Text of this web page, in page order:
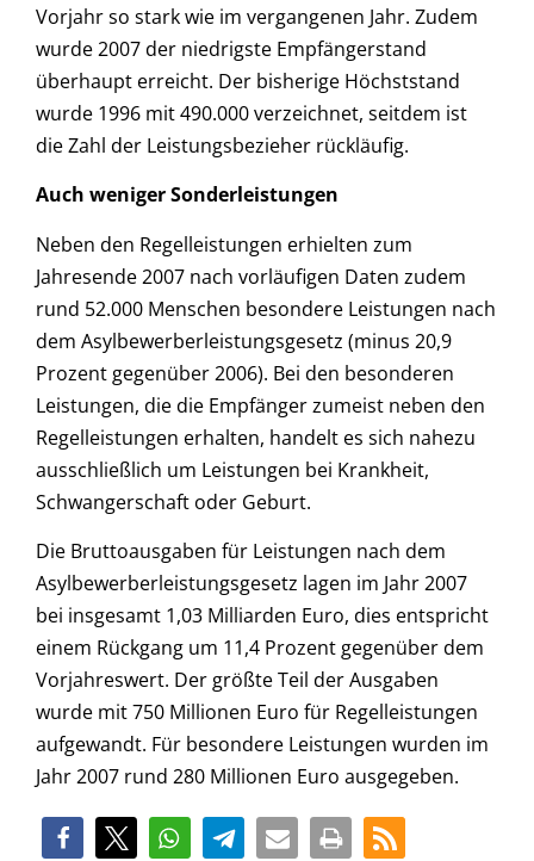
Vorjahr so stark wie im vergangenen Jahr. Zudem
wurde 2007 der niedrigste Empfängerstand
überhaupt erreicht. Der bisherige Höchststand
wurde 1996 mit 490.000 verzeichnet, seitdem ist
die Zahl der Leistungsbezieher rückläufig.
Auch weniger Sonderleistungen
Neben den Regelleistungen erhielten zum
Jahresende 2007 nach vorläufigen Daten zudem
rund 52.000 Menschen besondere Leistungen nach
dem Asylbewerberleistungsgesetz (minus 20,9
Prozent gegenüber 2006). Bei den besonderen
Leistungen, die die Empfänger zumeist neben den
Regelleistungen erhalten, handelt es sich nahezu
ausschließlich um Leistungen bei Krankheit,
Schwangerschaft oder Geburt.
Die Bruttoausgaben für Leistungen nach dem
Asylbewerberleistungsgesetz lagen im Jahr 2007
bei insgesamt 1,03 Milliarden Euro, dies entspricht
einem Rückgang um 11,4 Prozent gegenüber dem
Vorjahreswert. Der größte Teil der Ausgaben
wurde mit 750 Millionen Euro für Regelleistungen
aufgewandt. Für besondere Leistungen wurden im
Jahr 2007 rund 280 Millionen Euro ausgegeben.